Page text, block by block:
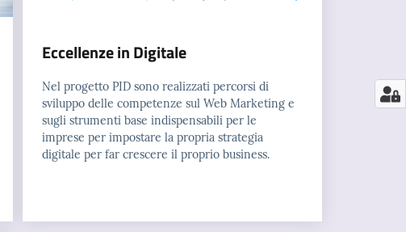
Eccellenze in Digitale
Nel progetto PID sono realizzati percorsi di
sviluppo delle competenze sul Web Marketing e
sugli strumenti base indispensabili per le
imprese per impostare la propria strategia
digitale per far crescere il proprio business.